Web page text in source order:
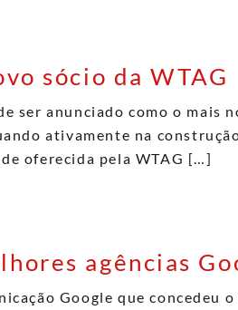
sócio da WTAG
ser anunciado como o mais
ativamente na
oferecida pela WTAG […]
agências
Google que